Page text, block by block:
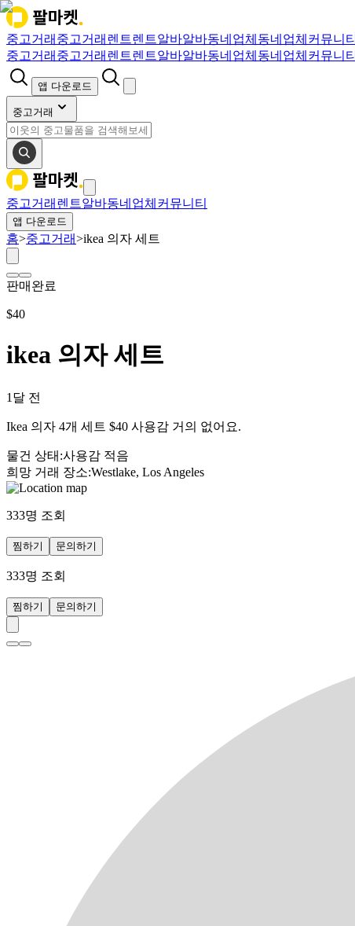
중고거래 중고거래 렌트렌트알바알바동네업체 동네업체 커뮤니티
중고거래 중고거래 렌트렌트알바알바동네업체 동네업체 커뮤니티
앱 다운로드
중고거래
중고거래 렌트알바동네업체 커뮤니티
앱 다운로드
홈>중고거래>ikea 의자 세트
판매완료
$40
ikea 의자 세트
1달 전
Ikea 의자 4개 세트 $40 사용감 거의 없어요.
물건 상태 :사용감 적음
희망 거래 장소:Westlake, Los Angeles
333명 조회
찜하기 문의하기
333명 조회
찜하기 문의하기